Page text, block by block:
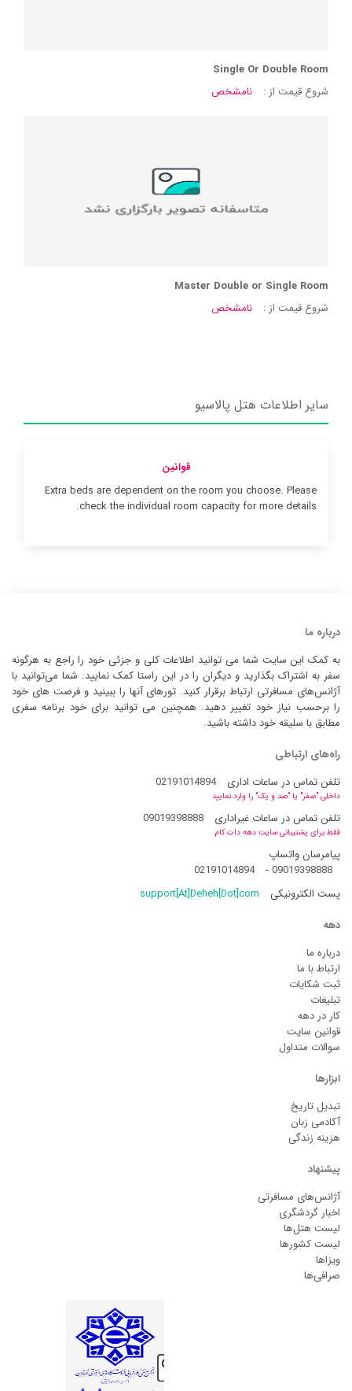
Single Or Double Room
شروع قیمت از :
نامشخص
Master Double or Single Room
شروع قیمت از :
نامشخص
سایر اطلاعات هتل پالاسیو
قوانین
Extra beds are dependent on the room you choose. Please
check the individual room capacity for more details.
درباره ما
به کمک این سایت شما می توانید اطلاعات کلی و جزئی خود را راجع به هرگونه
سفر به اشتراک بگذارید و دیگران را در این راستا کمک نمایید. شما می‌توانید با
آژانس‌های مسافرتی ارتباط برقرار کنید. تورهای آنها را ببینید و فرصت های خود
را برحسب نیاز خود تغییر دهید. همچنین می توانید برای خود برنامه سفری
مطابق با سلیقه خود داشته باشید.
راه‌های ارتباطی
تلفن تماس در ساعات اداری
02191014894
داخلی "صفر" یا "صد و یک" را وارد نمایید
تلفن تماس در ساعات غیراداری 09019398888
فقط برای پشتیبانی سایت دهه دات کام
پیامرسان واتساپ
09019398888
-
02191014894
پست الکترونیکی
support[At]Deheh[Dot]com
دهه
درباره ما
ارتباط با ما
ثبت شکایات
تبلیغات
کار در دهه
قوانین سایت
سوالات متداول
ابزارها
تبدیل تاریخ
آکادمی زبان
هزینه زندگی
پیشنهاد
آژانس‌های مسافرتی
اخبار گردشگری
لیست هتل‌ها
لیست کشورها
ویزاها
صرافی‌ها